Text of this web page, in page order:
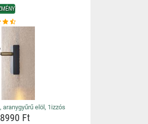
elöl, 1izzós
Ft